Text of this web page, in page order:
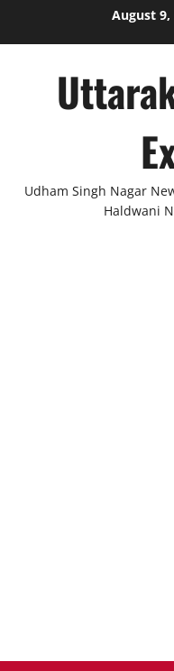
August 9,
Udham Singh Nagar
Haldwani